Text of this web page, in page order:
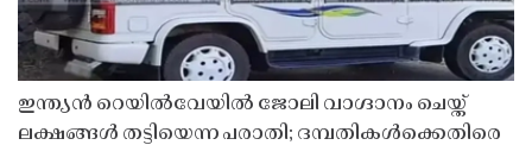
ഇന്ത്യൻ റെയിൽവേയിൽ ജോലി വാഗ്ദാനം ചെയ്ത്
ലക്ഷങ്ങൾ തട്ടിയെന്ന പരാതി; ദമ്പതികൾക്കെതിരെ